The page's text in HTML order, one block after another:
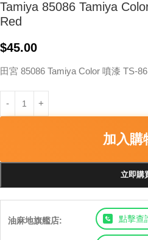
Tamiya 85086 Tamiya
Red
$45.00
田宮 85086 Tamiya Color 噴漆 TS-
加入購
立即購
油麻地旗艦店: 點擊查